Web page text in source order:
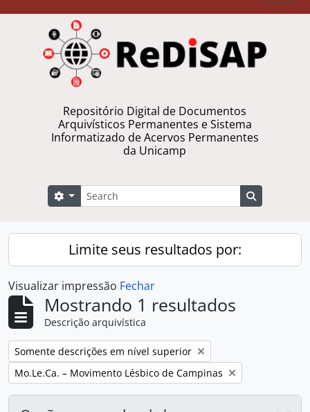
Repositório Digital de Documentos
Arquivísticos Permanentes e Sistema
Informatizado de Acervos Permanentes
da Unicamp
Buscar
Opções de busca
Limite seus resultados por:
Visualizar impressão Fechar
Mostrando 1 resultados
Descrição arquivística
Remover filtro:
Somente descrições em nível superior
Remover filtro:
Mo.Le.Ca. – Movimento Lésbico de Campinas